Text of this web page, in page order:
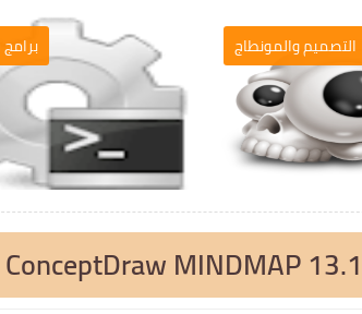
التصميم والمونطاج
ConceptDraw MINDMAP